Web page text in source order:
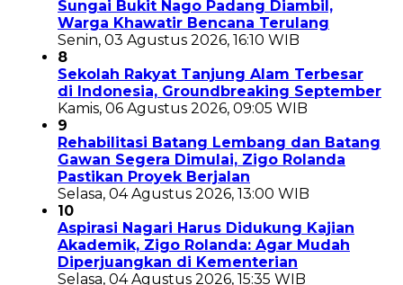
Sungai Bukit Nago Padang Diambil,
Warga Khawatir Bencana Terulang
Senin, 03 Agustus 2026, 16:10 WIB
8
Sekolah Rakyat Tanjung Alam Terbesar
di Indonesia, Groundbreaking September
Kamis, 06 Agustus 2026, 09:05 WIB
9
Rehabilitasi Batang Lembang dan Batang
Gawan Segera Dimulai, Zigo Rolanda
Pastikan Proyek Berjalan
Selasa, 04 Agustus 2026, 13:00 WIB
10
Aspirasi Nagari Harus Didukung Kajian
Akademik, Zigo Rolanda: Agar Mudah
Diperjuangkan di Kementerian
Selasa, 04 Agustus 2026, 15:35 WIB